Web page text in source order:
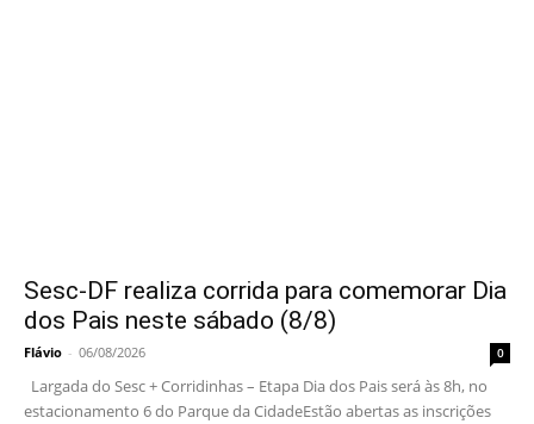
Sesc-DF realiza corrida para comemorar Dia
dos Pais neste sábado (8/8)
Flávio - 06/08/2026 0
Largada do Sesc + Corridinhas – Etapa Dia dos Pais será às 8h, no
estacionamento 6 do Parque da CidadeEstão abertas as inscrições